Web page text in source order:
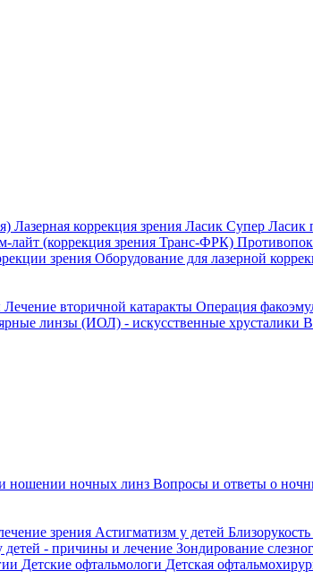
Лазерная коррекция зрения Ласик Супер Ласик
лайт (коррекция зрения Транс-ФРК)
зрения Оборудование для лазерной
Лечение вторичной катаракты Операция
линзы (ИОЛ) - искусственные хрусталики
ношении ночных линз Вопросы и ответы о
зрения Астигматизм у детей
детей - причины и лечение Зондирование
Детские офтальмологи Детская